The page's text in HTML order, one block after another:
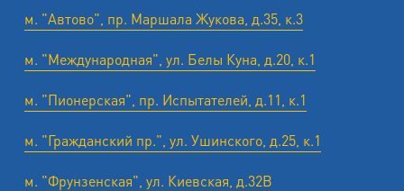
м. "Автово", пр. Маршала Жукова, д.35, к.3
м. "Международная", ул. Белы Куна, д.20, к.1
м. "Пионерская", пр. Испытателей, д.11, к.1
м. "Гражданский пр.", ул. Ушинского, д.25, к.1
м. "Фрунзенская", ул. Киевская, д.32В